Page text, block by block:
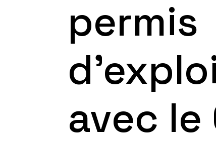
permis
avec le